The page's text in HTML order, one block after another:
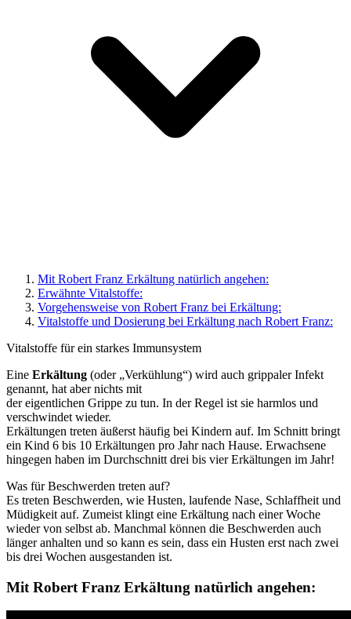
Mit Robert Franz Erkältung natürlich angehen:
Erwähnte Vitalstoffe:
Vorgehensweise von Robert Franz bei Erkältung:
Vitalstoffe und Dosierung bei Erkältung nach Robert Franz:
Vitalstoffe für ein starkes Immunsystem
Eine Erkältung (oder „Verkühlung“) wird auch grippaler Infekt
genannt, hat aber nichts mit
der eigentlichen Grippe zu tun. In der Regel ist sie harmlos und
verschwindet wieder.
Erkältungen treten äußerst häufig bei Kindern auf. Im Schnitt bringt
ein Kind 6 bis 10 Erkältungen pro Jahr nach Hause. Erwachsene
hingegen haben im Durchschnitt drei bis vier Erkältungen im Jahr!
Was für Beschwerden treten auf?
Es treten Beschwerden, wie Husten, laufende Nase, Schlaffheit und
Müdigkeit auf. Zumeist klingt eine Erkältung nach einer Woche
wieder von selbst ab. Manchmal können die Beschwerden auch
länger anhalten und so kann es sein, dass ein Husten erst nach zwei
bis drei Wochen ausgestanden ist.
Mit Robert Franz Erkältung natürlich angehen: